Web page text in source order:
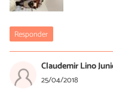
Responder
Claudemir Lino
25/04/2018